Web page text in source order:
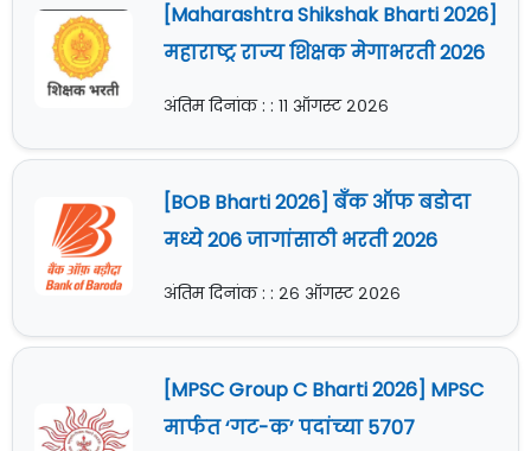
[Maharashtra Shikshak Bharti 2026]
महाराष्ट्र राज्य शिक्षक मेगाभरती 2026
अंतिम दिनांक : : ११ ऑगस्ट २०२६
[BOB Bharti 2026] बँक ऑफ बडोदा
मध्ये 206 जागांसाठी भरती 2026
अंतिम दिनांक : : २६ ऑगस्ट २०२६
[MPSC Group C Bharti 2026] MPSC
मार्फत ‘गट-क’ पदांच्या 5707